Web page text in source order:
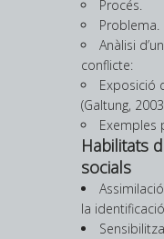
Procés.
Problema.
Anàlisi
conflicte:
Exposició
(Galtung,
Exemples
Habilitats
socials
la